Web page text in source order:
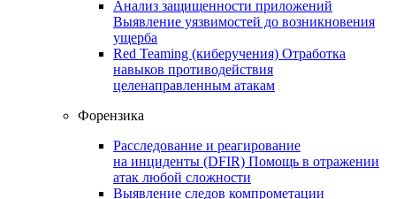
Анализ защищенности приложений
Выявление уязвимостей до возникновения
ущерба
Red Teaming (киберучения) Отработка
навыков противодействия
целенаправленным атакам
Форензика
Расследование и реагирование
на инциденты (DFIR) Помощь в отражении
атак любой сложности
Выявление следов компрометации